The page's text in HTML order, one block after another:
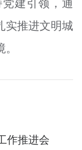
实推进文明城
作推进会